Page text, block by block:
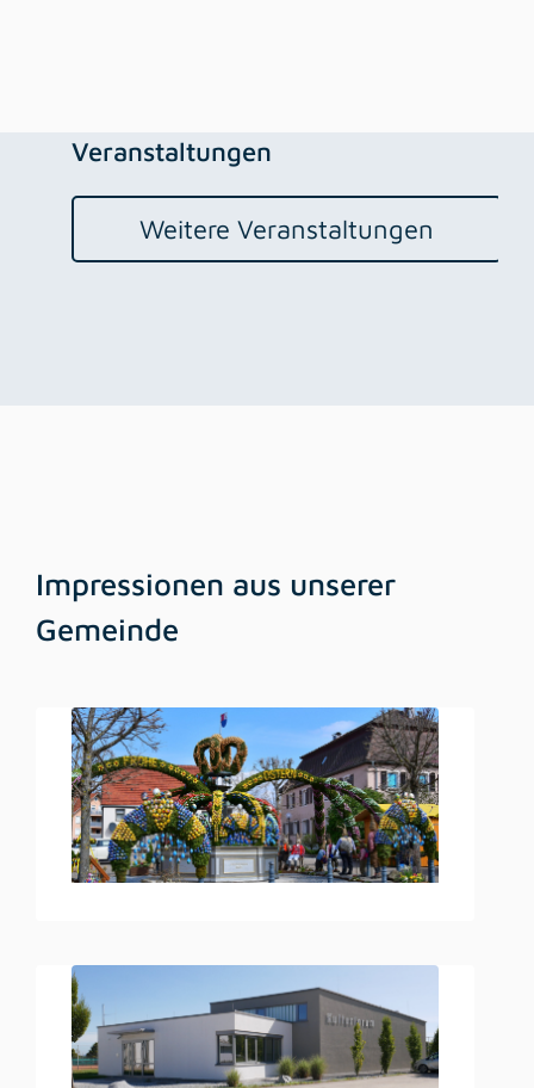
Veranstaltungen
Weitere Veranstaltungen
Impressionen aus unserer
Gemeinde